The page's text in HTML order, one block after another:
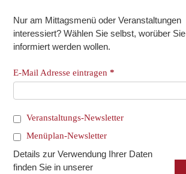
Nur am Mittagsmenü oder Veranstaltungen
interessiert? Wählen Sie selbst, worüber Sie
informiert werden wollen.
E-Mail Adresse eintragen*
Veranstaltungs-Newsletter
Menüplan-Newsletter
Details zur Verwendung Ihrer Daten
finden Sie in unserer